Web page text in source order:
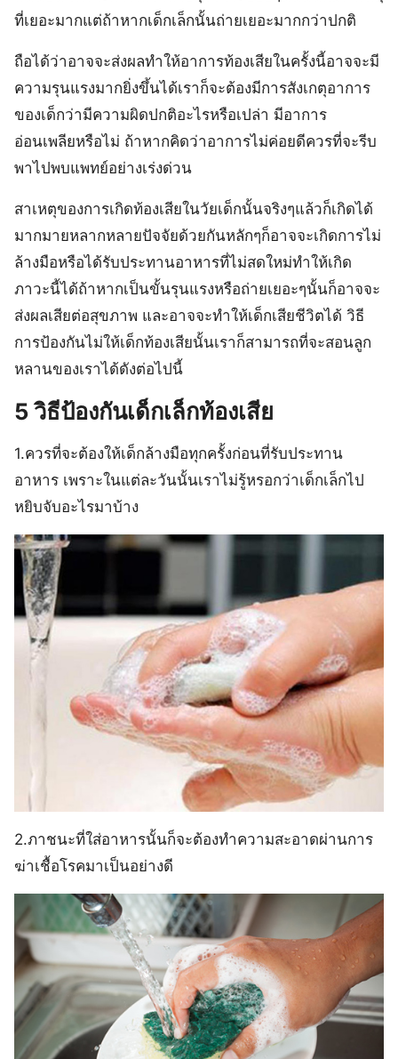
ที่เยอะมากแต่ถ้าหากเด็กเล็กนั้นถ่ายเยอะมากกว่าปกติ
ถือได้ว่าอาจจะส่งผลทำให้อาการท้องเสียในครั้งนี้อาจจะมี
ความรุนแรงมากยิ่งขึ้นได้เราก็จะต้องมีการสังเกตุอาการ
ของเด็กว่ามีความผิดปกติอะไรหรือเปล่า มีอาการ
อ่อนเพลียหรือไม่ ถ้าหากคิดว่าอาการไม่ค่อยดีควรที่จะรีบ
พาไปพบแพทย์อย่างเร่งด่วน
สาเหตุของการเกิดท้องเสียในวัยเด็กนั้นจริงๆแล้วก็เกิดได้
มากมายหลากหลายปัจจัยด้วยกันหลักๆก็อาจจะเกิดการไม่
ล้างมือหรือได้รับประทานอาหารที่ไม่สดใหม่ทำให้เกิด
ภาวะนี้ได้ถ้าหากเป็นขั้นรุนแรงหรือถ่ายเยอะๆนั้นก็อาจจะ
ส่งผลเสียต่อสุขภาพ และอาจจะทำให้เด็กเสียชีวิตได้ วิธี
การป้องกันไม่ให้เด็กท้องเสียนั้นเราก็สามารถที่จะสอนลูก
หลานของเราได้ดังต่อไปนี้
5 วิธีป้องกันเด็กเล็กท้องเสีย
1.ควรที่จะต้องให้เด็กล้างมือทุกครั้งก่อนที่รับประทาน
อาหาร เพราะในแต่ละวันนั้นเราไม่รู้หรอกว่าเด็กเล็กไป
หยิบจับอะไรมาบ้าง
2.ภาชนะที่ใส่อาหารนั้นก็จะต้องทำความสะอาดผ่านการ
ฆ่าเชื้อโรคมาเป็นอย่างดี